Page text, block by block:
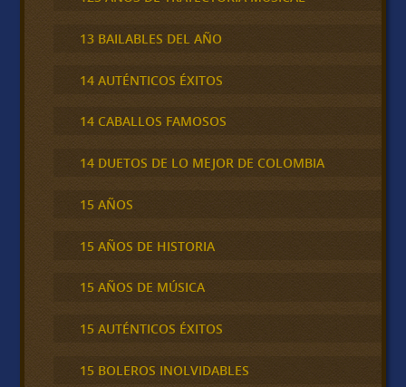
13 BAILABLES DEL AÑO
14 AUTÉNTICOS ÉXITOS
14 CABALLOS FAMOSOS
14 DUETOS DE LO MEJOR DE COLOMBIA
15 AÑOS
15 AÑOS DE HISTORIA
15 AÑOS DE MÚSICA
15 AUTÉNTICOS ÉXITOS
15 BOLEROS INOLVIDABLES